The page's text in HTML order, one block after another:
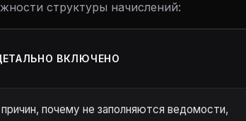
структуры начислений:
ВКЛЮЧЕНО
почему не заполняются ведомости,